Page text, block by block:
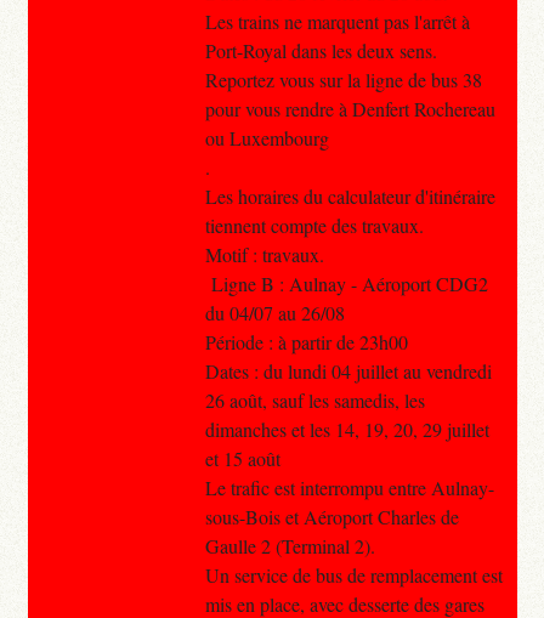
Les trains ne marquent pas l'arrêt à
Port-Royal dans les deux sens.
Reportez vous sur la ligne de bus 38
pour vous rendre à Denfert Rochereau
ou Luxembourg
.
Les horaires du calculateur d'itinéraire
tiennent compte des travaux.
Motif : travaux.
Ligne B : Aulnay - Aéroport CDG2
du 04/07 au 26/08
Période : à partir de 23h00
Dates : du lundi 04 juillet au vendredi
26 août, sauf les samedis, les
dimanches et les 14, 19, 20, 29 juillet
et 15 août
Le trafic est interrompu entre Aulnay-
sous-Bois et Aéroport Charles de
Gaulle 2 (Terminal 2).
Un service de bus de remplacement est
mis en place, avec desserte des gares